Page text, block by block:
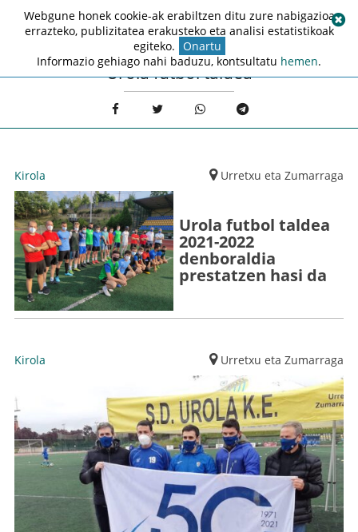
Urola fútbol taldea
Kirola Urretxu eta Zumarraga
Urola futbol taldea
2021-2022
denboraldia
prestatzen hasi da
Kirola Urretxu eta Zumarraga
Webgune honek cookie-ak erabiltzen ditu zure nabigazioa
errazteko, publizitatea erakusteko eta analisi estatistikoak
egiteko. Onartu
Informazio gehiago nahi baduzu, kontsultatu hemen.